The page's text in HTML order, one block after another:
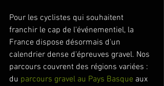
Pour les cyclistes qui souhaitent
franchir le cap de l'événementiel, la
France dispose désormais d'un
calendrier dense d'épreuves gravel. Nos
parcours couvrent des régions variées :
du parcours gravel au Pays Basque aux